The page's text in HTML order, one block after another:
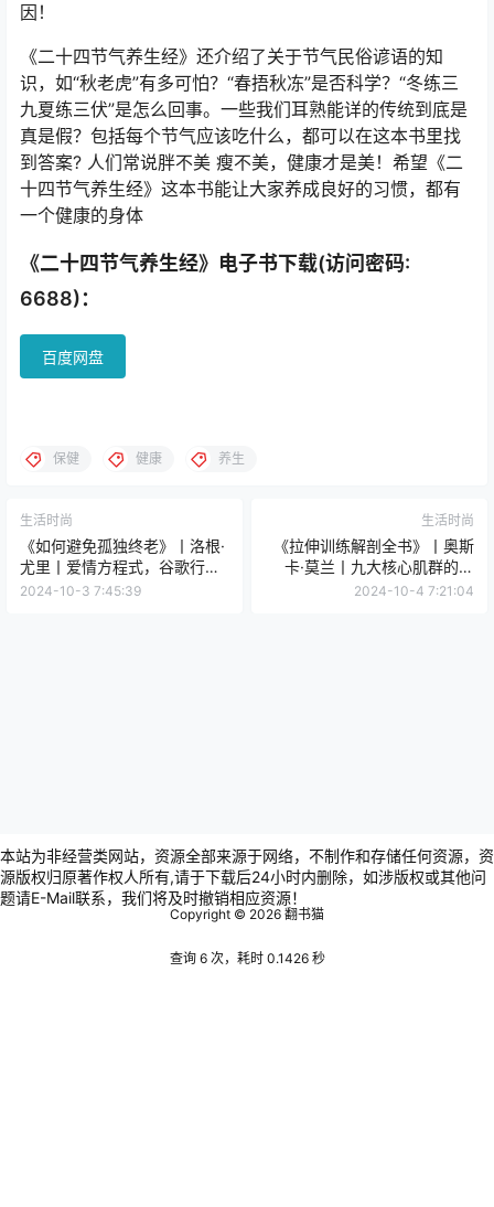
因！
《二十四节气养生经》还介绍了关于节气民俗谚语的知
识，如“秋老虎”有多可怕？“春捂秋冻”是否科学？“冬练三
九夏练三伏”是怎么回事。一些我们耳熟能详的传统到底是
真是假？包括每个节气应该吃什么，都可以在这本书里找
到答案? 人们常说胖不美 瘦不美，健康才是美！希望《二
十四节气养生经》这本书能让大家养成良好的习惯，都有
一个健康的身体
《二十四节气养生经》电子书下载(访问密码:
6688)：
百度网盘
保健 健康 养生
生活时尚
《如何避免孤独终老》丨洛根·
尤里丨爱情方程式，谷歌行为
学家揭秘幸福关系的科学密码
2024-10-3 7:45:39
生活时尚
《拉伸训练解剖全书》丨奥斯
卡·莫兰丨九大核心肌群的秘
密，100+高清解剖图揭示拉伸
2024-10-4 7:21:04
本站为非经营类网站，资源全部来源于网络，不制作和存储任何资源，资
源版权归原著作权人所有,请于下载后24小时内删除，如涉版权或其他问
题请E-Mail联系，我们将及时撤销相应资源！
Copyright © 2026 翻书猫
查询 6 次，耗时 0.1426 秒